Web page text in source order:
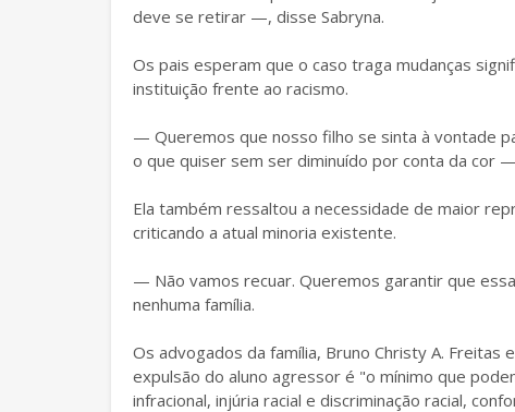
deve se retirar —, disse Sabryna.
Os pais esperam que o caso traga mudanças
instituição frente ao racismo.
— Queremos que nosso filho se sinta à vontade
o que quiser sem ser diminuído por conta da cor
Ela também ressaltou a necessidade de maior
criticando a atual minoria existente.
— Não vamos recuar. Queremos garantir que
nenhuma família.
Os advogados da família, Bruno Christy A. Freitas
expulsão do aluno agressor é "o mínimo que
infracional, injúria racial e discriminação racial,